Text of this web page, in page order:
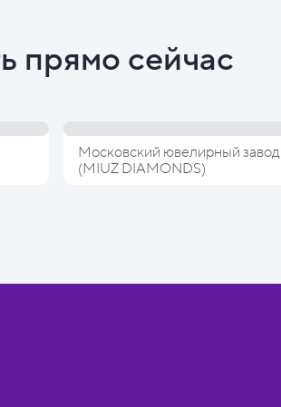
прямо сейчас
Московский ювелирный завод
(MIUZ DIAMONDS)